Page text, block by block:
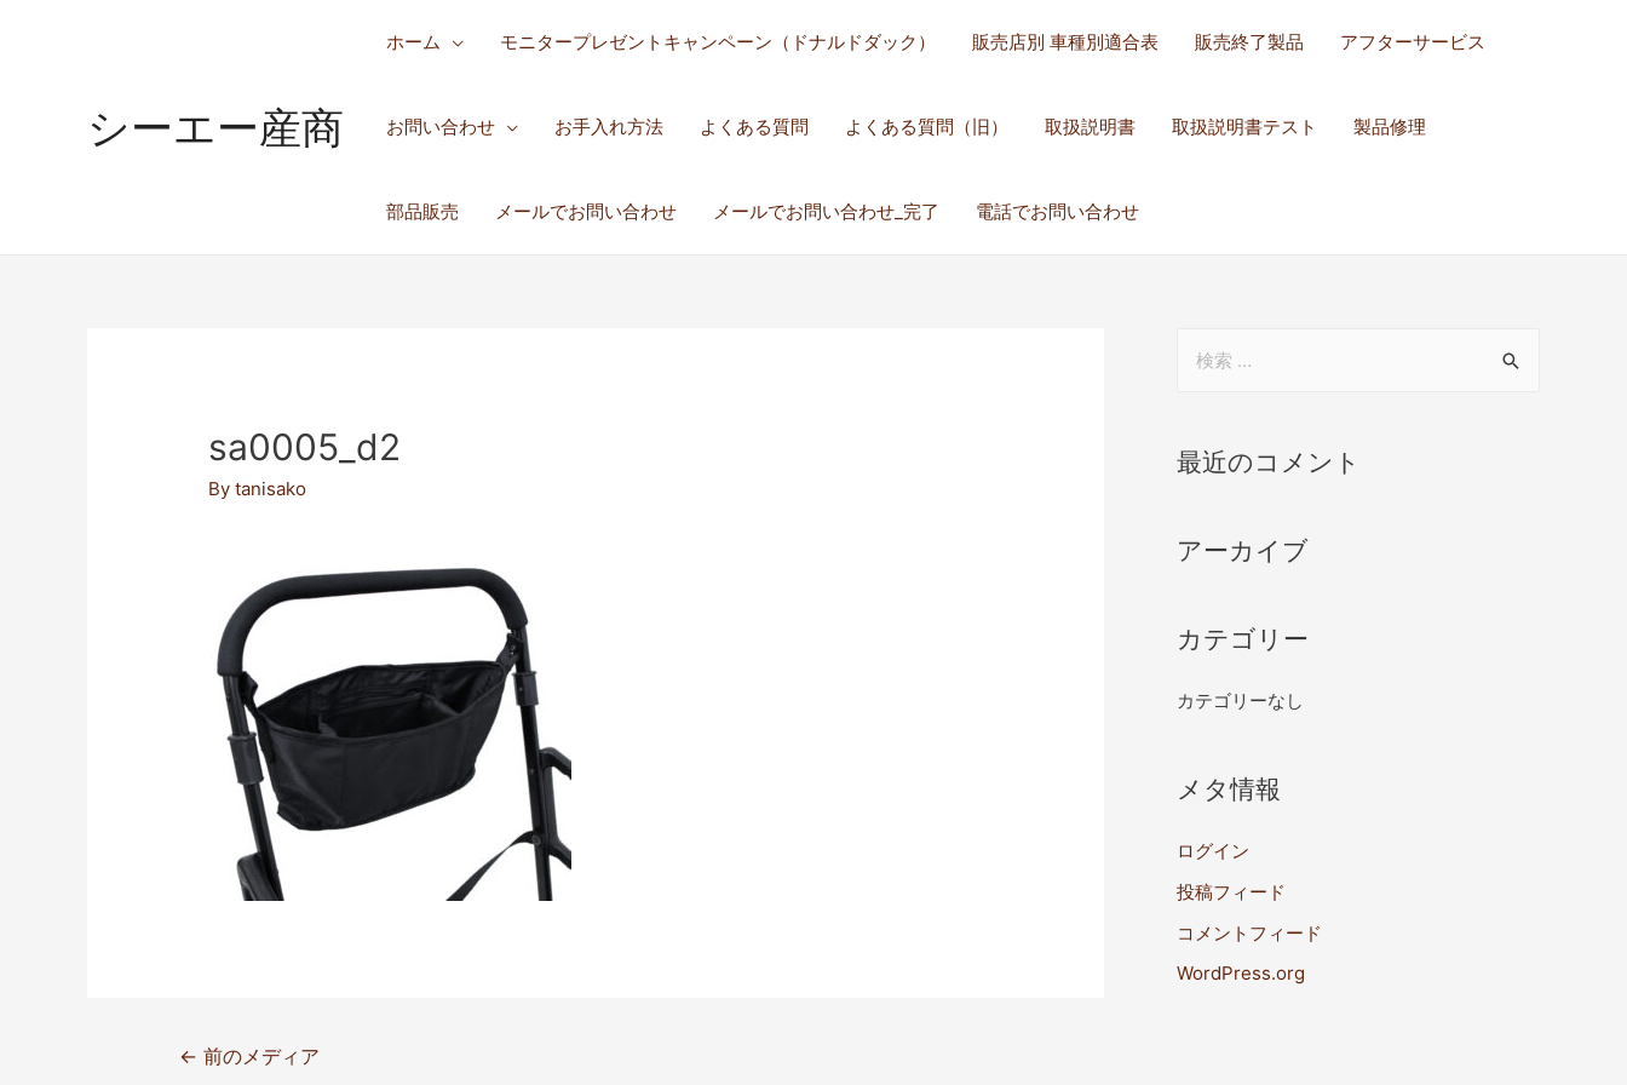
シーエー産商
ホーム モニタープレゼントキャンペーン（ドナルドダック） 販売店別 車種別適合表 販売終了製品 アフターサービス
お問い合わせ お手入れ方法 よくある質問 よくある質問（旧） 取扱説明書 取扱説明書テスト 製品修理
部品販売 メールでお問い合わせ メールでお問い合わせ_完了 電話でお問い合わせ
sa0005_d2
Bytanisako
← 前のメディア
最近のコメント
アーカイブ
カテゴリー
カテゴリーなし
メタ情報
ログイン
投稿フィード
コメントフィード
WordPress.org